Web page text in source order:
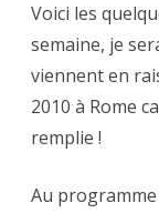
Voici les
semaine, je
viennent en
2010 à Rome
remplie !
Au